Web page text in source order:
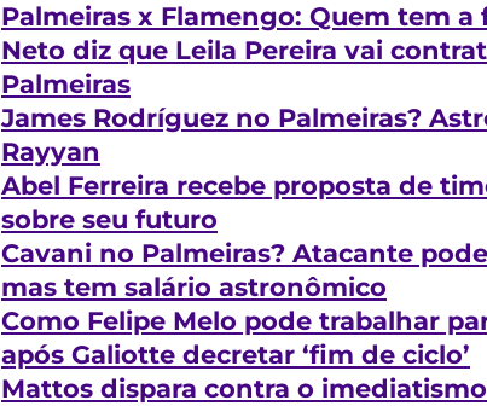
Palmeiras x Flamengo: Quem tem
Neto diz que Leila Pereira vai
Palmeiras
James Rodríguez no Palmeiras?
Rayyan
Abel Ferreira recebe proposta de
sobre seu futuro
Cavani no Palmeiras? Atacante
mas tem salário astronômico
Como Felipe Melo pode trabalhar
após Galiotte decretar ‘fim de ciclo’
Mattos dispara contra o